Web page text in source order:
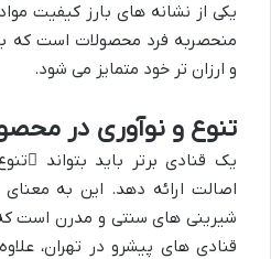
یکی از نشانه های بارز کیفیت
منحصربه فرد محصولات است که
و ارزان تر خود متمایز می شود.
تنوع و نوآوری در
یک قنادی برتر باید بتواند
اصالت ارائه دهد. این به
شیرینی های سنتی و مدرن است
قنادی های پیشرو در تهران،